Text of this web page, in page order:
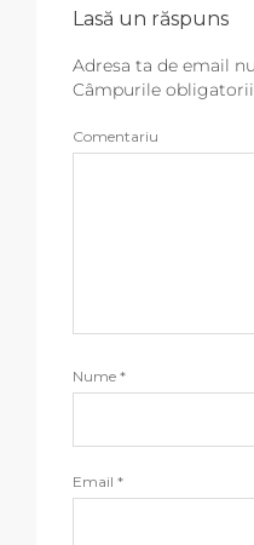
Lasă un răspuns
Adresa ta de email
Câmpurile
Comentariu
Nume *
Email *